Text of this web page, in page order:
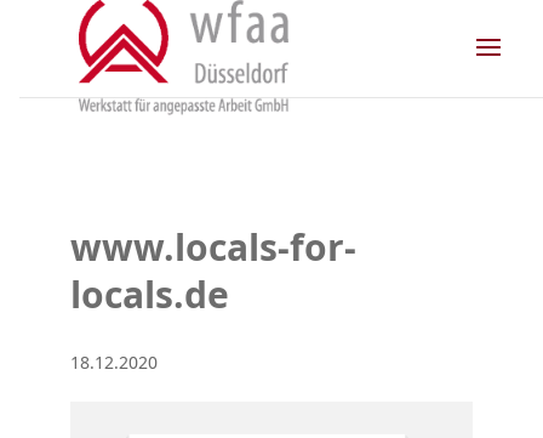
content
www.locals-for-
locals.de
18.12.2020